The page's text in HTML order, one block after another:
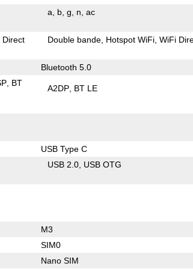
a b g n ac
Direct Double bande Hotspot WiFi WiFi
Bluetooth 5.0
BT
A2DP BT LE
USB Type C
USB 2.0 USB OTG
M3
SIM0
Nano SIM